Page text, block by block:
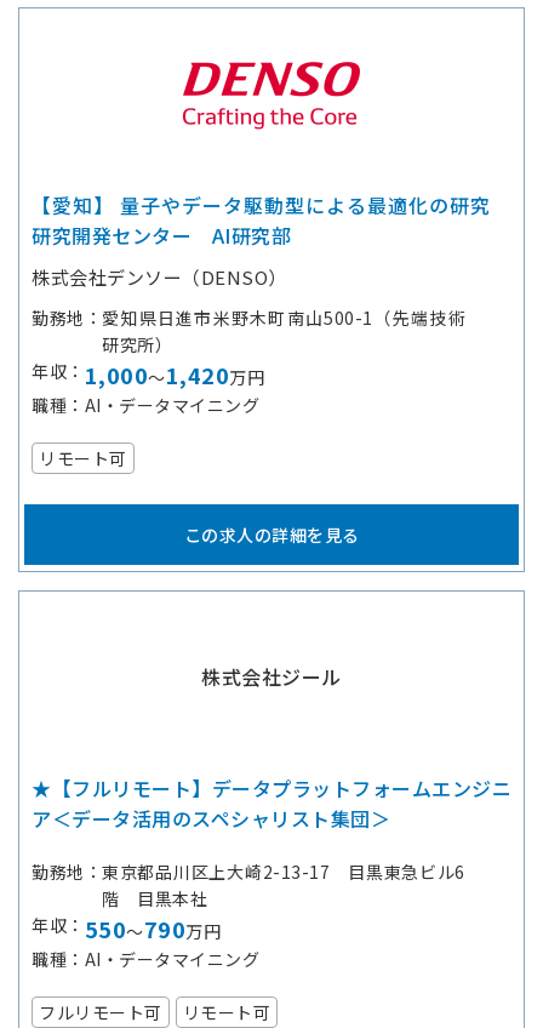
【愛知】 量子やデータ駆動型による最適化の研究
研究開発センター AI研究部
株式会社デンソー（DENSO）
勤務地
愛知県日進市米野木町南山500-1（先端技術
研究所）
年収
1,000～1,420万円
職種
AI・データマイニング
リモート可
この求人の詳細を見る
株式会社ジール
★【フルリモート】データプラットフォームエンジニ
ア＜データ活用のスペシャリスト集団＞
勤務地
東京都品川区上大崎2-13-17 目黒東急ビル6
階 目黒本社
年収
550～790万円
職種
AI・データマイニング
フルリモート可 リモート可